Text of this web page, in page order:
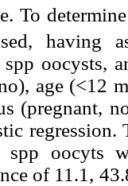
To
having
spp oocysts,
age (<12
(pregnant,
regression.
spp oocyts
of 11.1,